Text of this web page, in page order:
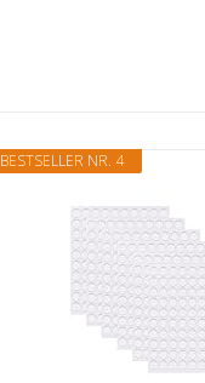
BESTSELLER NR. 4